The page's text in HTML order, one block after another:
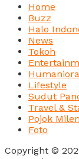
Home
Buzz
Halo
News
Tokoh
Humaniora
Lifestyle
Sudut
Travel &
Pojok
Foto
Copyright ©